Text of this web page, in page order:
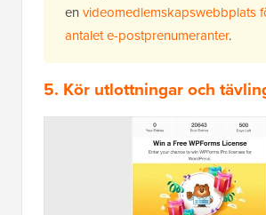
en videomedlemskapswebbplats
antalet e-postprenumeranter.
5. Kör utlottningar och